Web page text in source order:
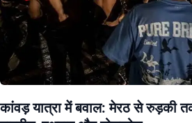
कांवड़ यात्रा में बवाल: मेरठ से रुड़की